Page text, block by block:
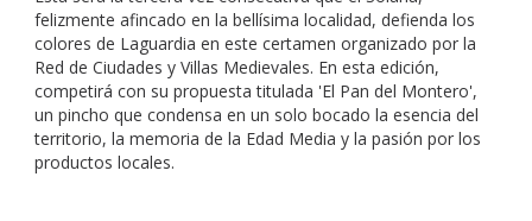
felizmente afincado en la bellísima localidad, defienda los
colores de Laguardia en este certamen organizado por la
Red de Ciudades y Villas Medievales. En esta edición,
competirá con su propuesta titulada 'El Pan del Montero',
un pincho que condensa en un solo bocado la esencia del
territorio, la memoria de la Edad Media y la pasión por los
productos locales.